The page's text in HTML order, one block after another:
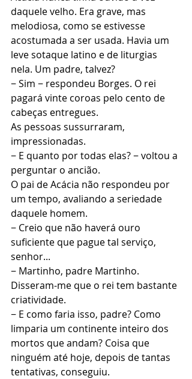
daquele velho. Era grave, mas
melodiosa, como se estivesse
acostumada a ser usada. Havia um
leve sotaque latino e de liturgias
nela. Um padre, talvez?
− Sim − respondeu Borges. O rei
pagará vinte coroas pelo cento de
cabeças entregues.
As pessoas sussurraram,
impressionadas.
− E quanto por todas elas? − voltou a
perguntar o ancião.
O pai de Acácia não respondeu por
um tempo, avaliando a seriedade
daquele homem.
− Creio que não haverá ouro
suficiente que pague tal serviço,
senhor...
− Martinho, padre Martinho.
Disseram-me que o rei tem bastante
criatividade.
− E como faria isso, padre? Como
limparia um continente inteiro dos
mortos que andam? Coisa que
ninguém até hoje, depois de tantas
tentativas, conseguiu.